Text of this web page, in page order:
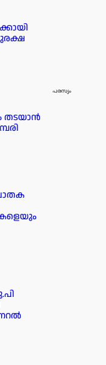
പരസ്യം
തടയാൻ